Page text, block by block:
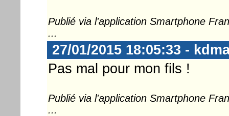
Publié via l'application Smartphone
...
27/01/2015 18:05:33 -
Pas mal pour mon fils !
Publié via l'application Smartphone
...